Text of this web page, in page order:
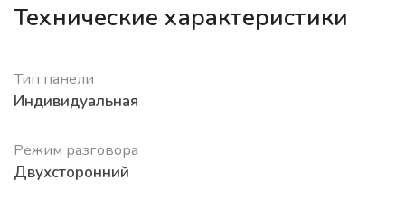
Технические характеристики
Тип панели
Индивидуальная
Режим разговора
Двухсторонний